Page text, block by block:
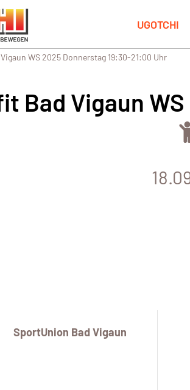
UGOTCHI
WS 2025 Donnerstag 19:30-21:00 Uhr
Bad Vigaun
SportUnion Bad Vigaun